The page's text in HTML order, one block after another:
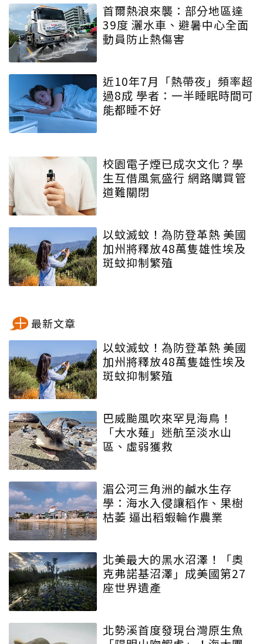
首爾熱浪來襲：部分地區達
39度 灑水車、避暑中心全面
動員防止熱傷害
近10年7月「熱帶夜」頻率超
過8成 學者：一半睡眠時間可
能都睡不好
校園電子煙已成次文化？學
生互借風氣盛行 網路購買管
道難關閉
以蚊滅蚊！為防登革熱 美國
加州將釋放48萬隻雄性埃及
斑蚊抑制繁殖
最新文章
以蚊滅蚊！為防登革熱 美國
加州將釋放48萬隻雄性埃及
斑蚊抑制繁殖
巴威颱風吹來罕見海鳥！
「大水薙」迷航至淡水山
區、虛弱獲救
湄公河三角洲的鹹水生存
學：海水入侵讓稻作、果樹
枯萎 逼出稻蝦輪作農業
北美最大的黑水沼澤！「奧
克弗諾基沼澤」成美國第27
座世界遺產
北勢溪首度發現台灣原生魚